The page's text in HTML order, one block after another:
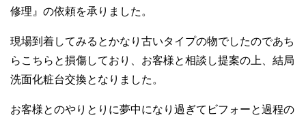
修理』の依頼を承りました。
現場到着してみるとかなり古いタイプの物でしたのであち
らこちらと損傷しており、お客様と相談し提案の上、結局
洗面化粧台交換となりました。
お客様とのやりとりに夢中になり過ぎてビフォーと過程の